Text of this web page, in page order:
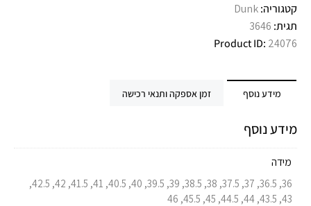
קטגוריה:Dunk
תגית: 3646
Product ID: 24076
מידע נוסף זמן אספקה ותנאי רכישה
מידע נוסף
מידה
36, 36.5, 37, 37.5, 38, 38.5, 39, 39.5, 40, 40.5, 41, 41.5, 42, 42.5,
43, 43.5, 44, 44.5, 45, 45.5, 46